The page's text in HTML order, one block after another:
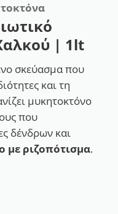
| 1lt
σκεύασμα που
και τη
μυκητοκτόνο
που
δένδρων και
με ριζοπότισμα.
Θειικού Χαλκού |